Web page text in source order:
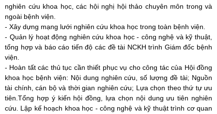
nghiên cứu khoa học, các hội nghị hội thảo chuyên môn trong và
ngoài bệnh viện.
- Xây dựng mạng lưới nghiên cứu khoa học trong toàn bệnh viện.
- Quản lý hoạt động nghiên cứu khoa học - công nghệ và kỹ thuật,
tổng hợp và báo cáo tiến độ các đề tài NCKH trình Giám đốc bệnh
viện.
- Hoàn tất các thủ tục cần thiết phục vụ cho công tác của Hội đồng
khoa học bệnh viện: Nội dung nghiên cứu, số lượng đề tài; Nguồn
tài chính, cán bộ và thời gian nghiên cứu; Lựa chọn theo thứ tự ưu
tiên.Tổng hợp ý kiến hội đồng, lựa chọn nội dung ưu tiên nghiên
cứu. Lập kế hoạch khoa học - công nghệ và kỹ thuật trình cơ quan